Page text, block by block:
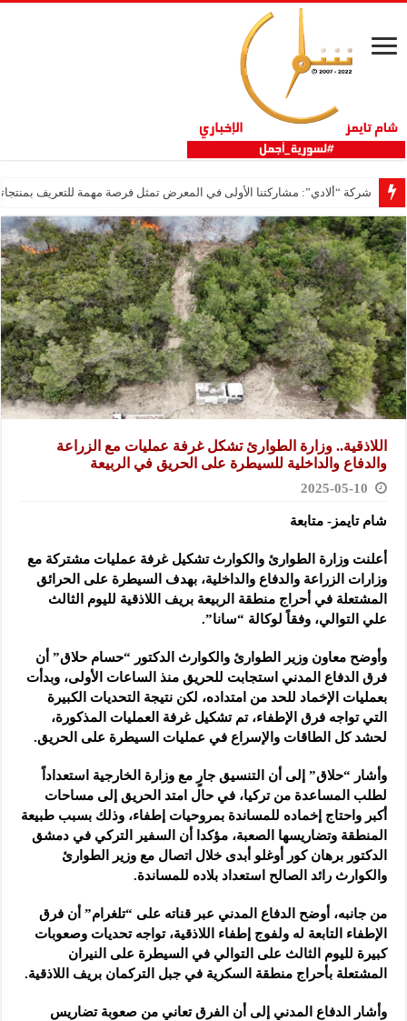
شركة “ألادي”: مشاركتنا الأولى في المعرض تمثل فرصة مهمة للتعريف
اللاذقية.. وزارة الطوارئ ‏تشكل غرفة عمليات مع الزراعة
والدفاع والداخلية للسيطرة على ‏الحريق في الربيعة
2025-05-10
شام تايمز- متابعة
أعلنت وزارة الطوارئ والكوارث تشكيل غرفة عمليات مشتركة مع
‏وزارات الزراعة والدفاع والداخلية، بهدف السيطرة على الحرائق
‏المشتعلة في أحراج منطقة الربيعة بريف اللاذقية لليوم الثالث
علي التوالي، وفقاً لوكالة “سانا”.
وأوضح معاون وزير الطوارئ والكوارث الدكتور “حسام حلاق” أن
فرق الدفاع المدني استجابت للحريق منذ الساعات الأولى، وبدأت
بعمليات الإخماد للحد من امتداده، لكن نتيجة التحديات ‏الكبيرة
التي تواجه فرق الإطفاء، تم تشكيل غرفة العمليات المذكورة،
لحشد ‏كل الطاقات والإسراع في عمليات السيطرة على الحريق. ‏
وأشار “حلاق” إلى أن التنسيق جارٍ مع وزارة الخارجية استعداداً
لطلب ‏المساعدة من تركيا، في حال امتد الحريق إلى مساحات
أكبر واحتاج إخماده ‏للمساندة بمروحيات إطفاء، وذلك بسبب طبيعة
المنطقة وتضاريسها الصعبة، مؤكدا ‏أن السفير التركي في دمشق
‏الدكتور برهان كور أوغلو أبدى خلال اتصال مع وزير الطوارئ
‏والكوارث رائد الصالح استعداد بلاده للمساندة.
من جانبه، أوضح الدفاع المدني عبر قناته على “تلغرام” أن فرق
‏الإطفاء التابعة له ولفوج إطفاء اللاذقية، تواجه تحديات ‏وصعوبات
كبيرة لليوم الثالث على التوالي في السيطرة على النيران
‏المشتعلة بأحراج منطقة السكرية في جبل التركمان بريف اللاذقية.‏
وأشار الدفاع المدني إلى أن الفرق تعاني من صعوبة تضاريس